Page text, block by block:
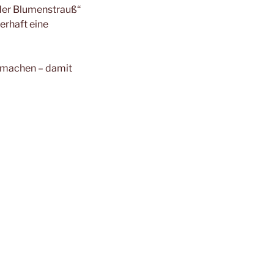
Blumenstrauß“
eine
– damit